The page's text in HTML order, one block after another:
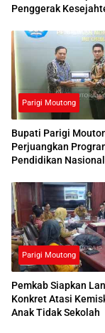
Penggerak
Parigi Moutong
Bupati Parigi
Perjuangkan
Pendidikan
Respons Positif
Parigi Moutong
Pemkab Siapkan
Konkret Atasi
Anak Tidak Sekolah